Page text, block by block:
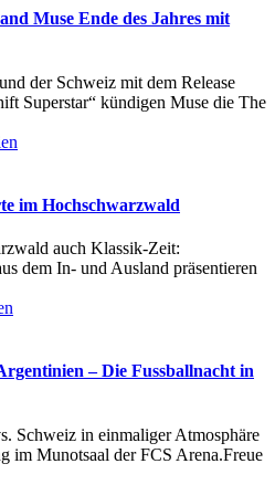
Muse Ende des Jahres mit
der Schweiz mit dem Release
Superstar“ kündigen Muse die The
im Hochschwarzwald
auch Klassik-Zeit:
dem In- und Ausland präsentieren
– Die Fussballnacht in
Schweiz in einmaliger Atmosphäre
im Munotsaal der FCS Arena.Freue